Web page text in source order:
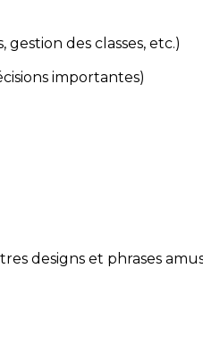
des classes, etc.)
importantes)
designs et phrases